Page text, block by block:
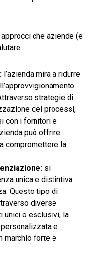
che aziende (e
l’azienda mira a ridurre
strategie di
dei processi,
con i fornitori e
può offrire
compromettere la
si
unica e distintiva
Questo tipo di
diverse
unici o esclusivi, la
e
marchio forte e